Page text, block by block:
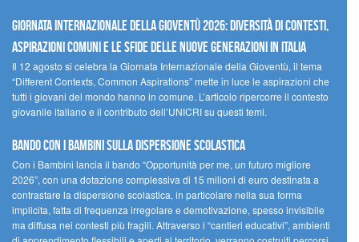
GIORNATA INTERNAZIONALE DELLA GIOVENTÙ 2026: DIVERSITÀ DI CONTESTI,
ASPIRAZIONI COMUNI E LE SFIDE DELLE NUOVE GENERAZIONI IN ITALIA
Il 12 agosto si celebra la Giornata Internazionale della Gioventù, il tema
“Different Contexts, Common Aspirations” mette in luce le aspirazioni che
tutti i giovani del mondo hanno in comune. L’articolo ripercorre il contesto
giovanile italiano e il contributo dell’UNICRI su questi temi.
Bando Con i Bambini sulla dispersione scolastica
Con i Bambini lancia il bando “Opportunità per me, un futuro migliore
2026”, con una dotazione complessiva di 15 milioni di euro destinata a
contrastare la dispersione scolastica, in particolare nella sua forma
implicita, fatta di frequenza irregolare e demotivazione, spesso invisibile
ma diffusa nei contesti più fragili. Attraverso i “cantieri educativi”, ambienti